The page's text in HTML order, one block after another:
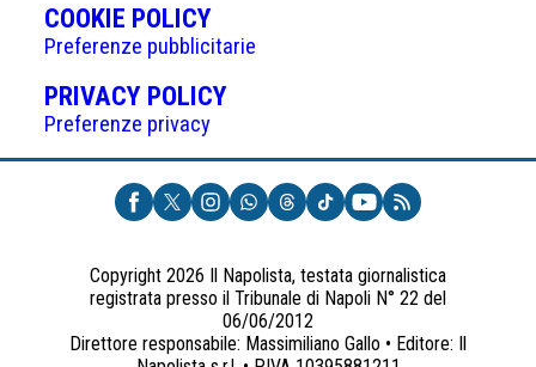
COOKIE POLICY(APRE
IN
UNA
NUOVA
Preferenze pubblicitarie
PRIVACY POLICY(APRE
UNA
NUOVA
SCHEDA)
Preferenze privacy
Copyright 2026 Il Napolista, testata giornalistica
registrata presso il Tribunale di Napoli N° 22 del
06/06/2012
Direttore responsabile: Massimiliano Gallo • Editore: Il